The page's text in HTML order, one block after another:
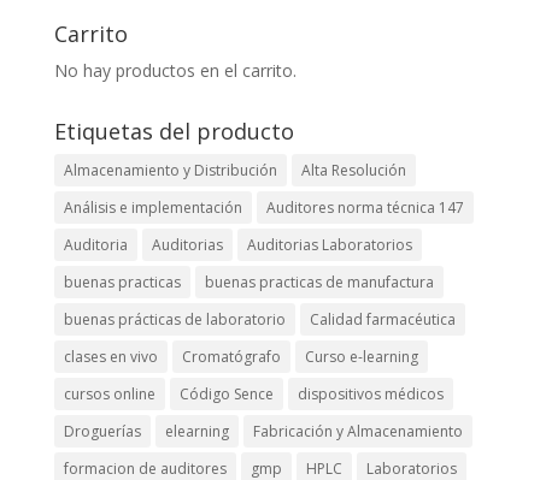
Carrito
No hay productos en el carrito.
Etiquetas del producto
Almacenamiento y Distribución
Alta Resolución
Análisis e implementación
Auditores norma técnica 147
Auditoria
Auditorias
Auditorias Laboratorios
buenas practicas
buenas practicas de manufactura
buenas prácticas de laboratorio
Calidad farmacéutica
clases en vivo
Cromatógrafo
Curso e-learning
cursos online
Código Sence
dispositivos médicos
Droguerías
elearning
Fabricación y Almacenamiento
formacion de auditores
gmp HPLC
Laboratorios